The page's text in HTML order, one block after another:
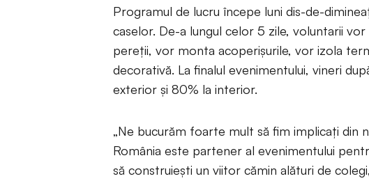
Programul de lucru începe luni dis-de-
caselor. De-a lungul celor 5 zile, voluntarii
pereții, vor monta acoperișurile, vor izola
decorativă. La finalul evenimentului, vineri
exterior și 80% la interior.
„Ne bucurăm foarte mult să fim implicați din
România este partener al evenimentului
să construiești un viitor cămin alături de